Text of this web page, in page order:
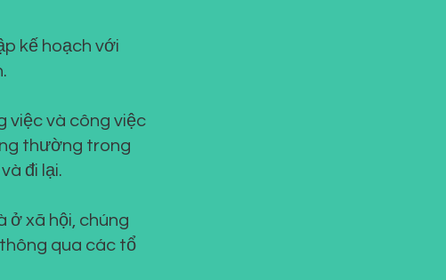
kế hoạch với
việc và công việc
thường trong
đi lại.
ở xã hội, chúng
qua các tổ